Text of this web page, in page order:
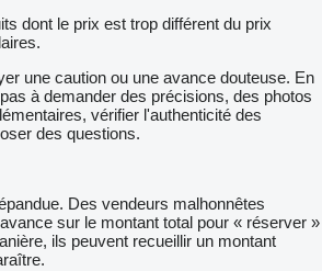
dont le prix est trop différent du prix
une caution ou une avance douteuse. En
à demander des précisions, des photos
vérifier l'authenticité des
des questions.
Des vendeurs malhonnêtes
sur le montant total pour « réserver »
ils peuvent recueillir un montant